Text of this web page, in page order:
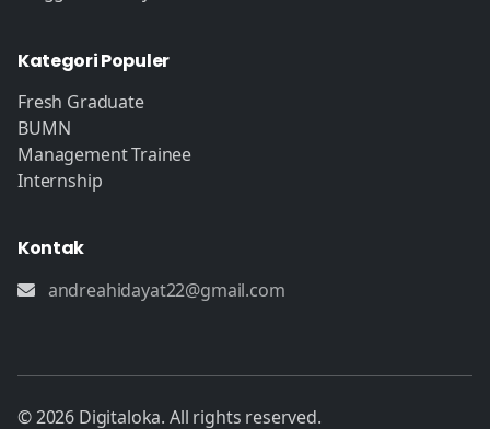
Kategori Populer
Fresh Graduate
BUMN
Management Trainee
Internship
Kontak
andreahidayat22@gmail.com
© 2026 Digitaloka. All rights reserved.